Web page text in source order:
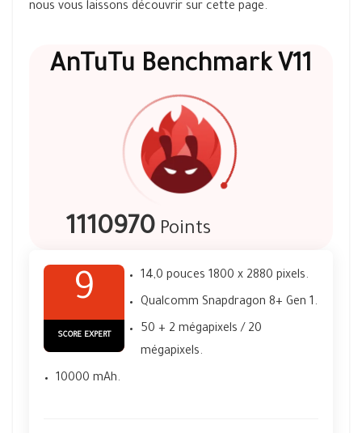
nous vous laissons découvrir sur cette page.
AnTuTu Benchmark V11
1110970 Points
9
SCORE EXPERT
14,0 pouces 1800 x 2880 pixels.
Qualcomm Snapdragon 8+ Gen 1.
50 + 2 mégapixels / 20
mégapixels.
10000 mAh.